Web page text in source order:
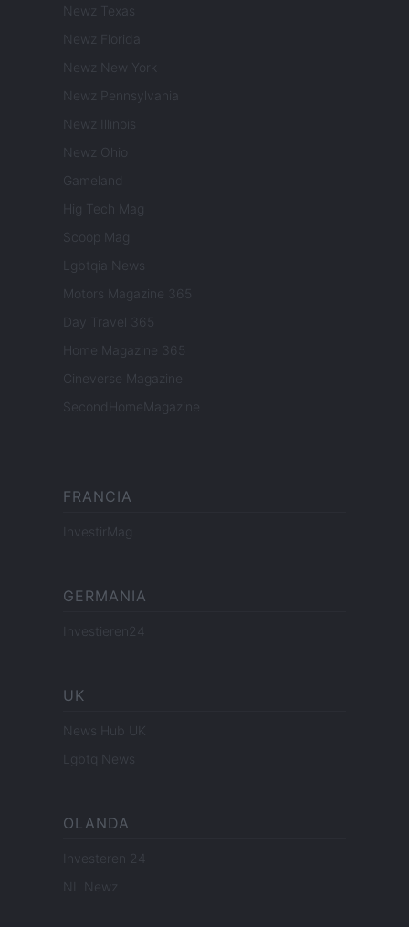
Newz Texas
Newz Florida
Newz New York
Newz Pennsylvania
Newz Illinois
Newz Ohio
Gameland
Hig Tech Mag
Scoop Mag
Lgbtqia News
Motors Magazine 365
Day Travel 365
Home Magazine 365
Cineverse Magazine
SecondHomeMagazine
FRANCIA
InvestirMag
GERMANIA
Investieren24
UK
News Hub UK
Lgbtq News
OLANDA
Investeren 24
NL Newz